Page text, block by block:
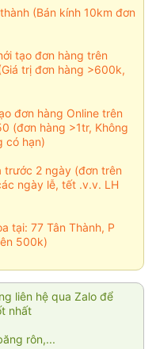
(Bán kính 10km đơn
tạo đơn hàng trên
trị đơn hàng >600k,
đơn hàng Online trên
(đơn hàng >1tr, Không
có hạn)
trước 2 ngày (đơn trên
ngày lễ, tết .v.v. LH
tại: 77 Tân Thành, P
500k)
liên hệ qua Zalo để
nhất
rôn,...